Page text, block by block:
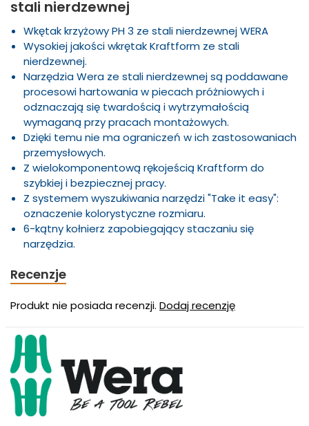
stali nierdzewnej
Wkętak krzyżowy PH 3 ze stali nierdzewnej WERA
Wysokiej jakości wkrętak Kraftform ze stali
nierdzewnej.
Narzędzia Wera ze stali nierdzewnej są poddawane
procesowi hartowania w piecach próżniowych i
odznaczają się twardością i wytrzymałością
wymaganą przy pracach montażowych.
Dzięki temu nie ma ograniczeń w ich zastosowaniach
przemysłowych.
Z wielokomponentową rękojeścią Kraftform do
szybkiej i bezpiecznej pracy.
Z systemem wyszukiwania narzędzi "Take it easy":
oznaczenie kolorystyczne rozmiaru.
6-kątny kołnierz zapobiegający staczaniu się
narzędzia.
Recenzje
Produkt nie posiada recenzji. Dodaj recenzję